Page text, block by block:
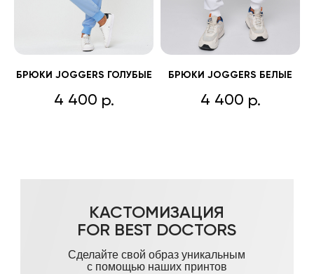
БРЮКИ JOGGERS ГОЛУБЫЕ
4 400 р.
БРЮКИ JOGGERS БЕЛЫЕ
4 400 р.
КАСТОМИЗАЦИЯ
FOR BEST DOCTORS
Сделайте свой образ уникальным
с помощью наших принтов